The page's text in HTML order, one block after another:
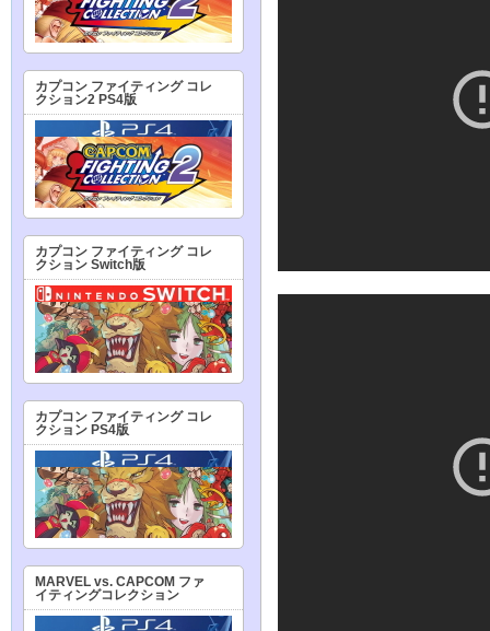
カプコン ファイティング コレ
クション2 PS4版
カプコン ファイティング コレ
クション Switch版
カプコン ファイティング コレ
クション PS4版
MARVEL vs. CAPCOM ファ
イティングコレクション